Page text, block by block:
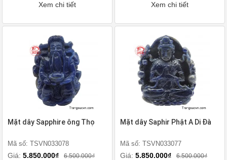
Xem chi tiết Xem chi tiết
Mặt dây Sapphire ông Thọ
Mã số: TSVN033078
Giá: 5.850.000₫ 6.500.000₫
Mặt dây Saphir Phật A Di Đà
Mã số: TSVN033077
Giá: 5.850.000₫ 6.500.000₫